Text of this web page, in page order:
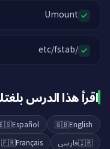
Umount
/etc/fstab
اقرأ هذا الدرس
🇬🇧English
Español
🇮🇷فارسی 🇫🇷Français